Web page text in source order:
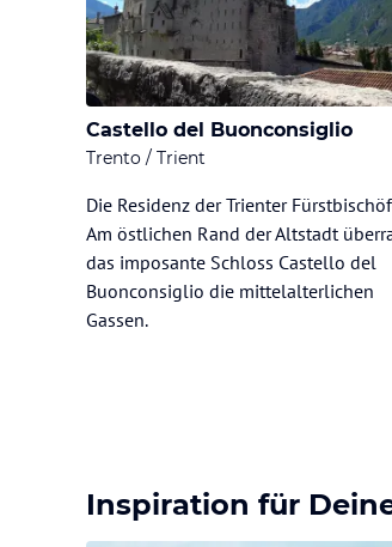
Castello del Buonconsiglio
Trento / Trient
Die Residenz der Trienter
Am östlichen Rand der Altstadt
das imposante Schloss Castello del
Buonconsiglio die mittelalterlichen
Gassen.
Inspiration für